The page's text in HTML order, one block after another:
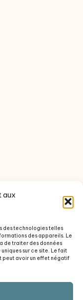
aux
des technologies telles
des appareils. Le
de traiter des données
sur ce site. Le fait
peut avoir un effet négatif